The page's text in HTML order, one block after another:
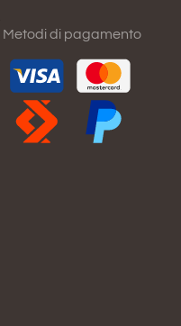
Metodi di pagamento